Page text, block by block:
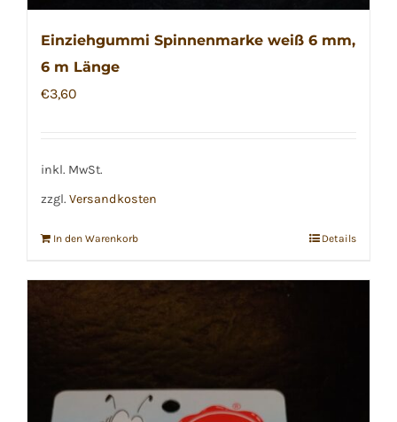
Einziehgummi Spinnenmarke weiß 6 mm,
6 m Länge
€3,60
inkl. MwSt.
zzgl. Versandkosten
In den Warenkorb Details